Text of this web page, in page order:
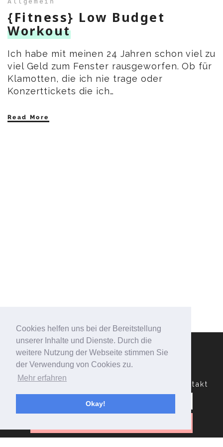
Cookies helfen uns bei der Bereitstellung
unserer Inhalte und Dienste. Durch die
weitere Nutzung der Webseite stimmen Sie
der Verwendung von Cookies zu.
Mehr erfahren
Okay!
{Fitness} Low Budget
Workout
Ich habe mit meinen 24 Jahren schon viel zu
viel Geld zum Fenster rausgeworfen. Ob für
Klamotten, die ich nie trage oder
Konzerttickets die ich…
Read More
Datenschutzerklärung Kontakt
Suchen